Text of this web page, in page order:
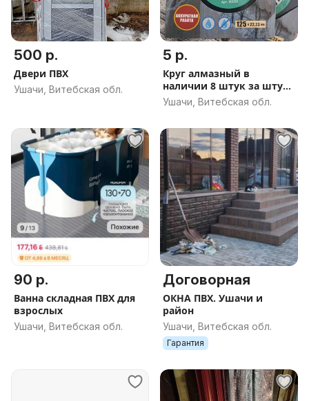
500 р.
Двери ПВХ
Ушачи, Витебская обл.
5 р.
Круг алмазный в
наличии 8 штук за штуку
5 руб.
Ушачи, Витебская обл.
90 р.
Ванна складная ПВХ для
взрослых
Ушачи, Витебская обл.
Договорная
ОКНА ПВХ. Ушачи и
район
Ушачи, Витебская обл.
Гарантия